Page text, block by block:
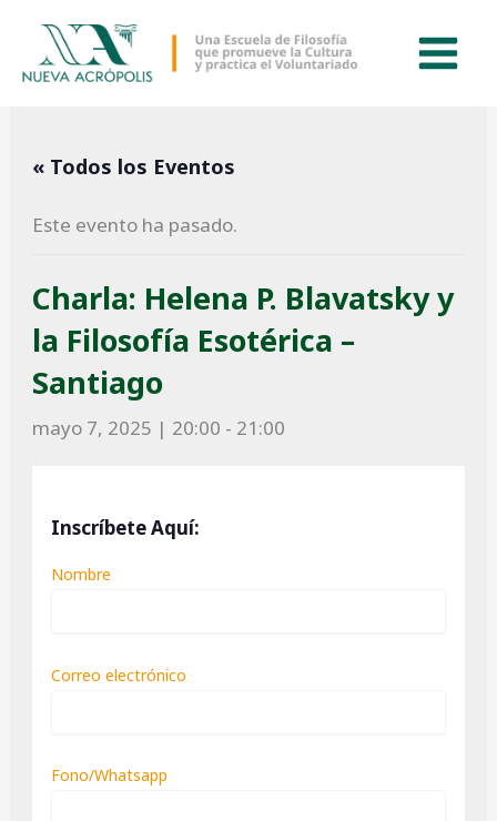
contenido
« Todos los Eventos
Este evento ha pasado.
Charla: Helena P. Blavatsky y
la Filosofía Esotérica –
Santiago
mayo 7, 2025 | 20:00 - 21:00
Inscríbete Aquí:
Nombre
Correo electrónico
Fono/Whatsapp